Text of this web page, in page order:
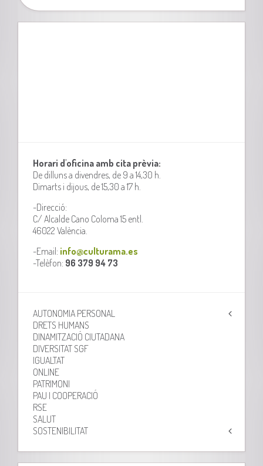
Horari d'oficina amb cita prèvia:
De dilluns a divendres, de 9 a 14,30 h.
Dimarts i dijous, de 15,30 a 17 h.
-Direcció:
C/ Alcalde Cano Coloma 15 entl.
46022 València.
-Email: info@culturama.es
-Telèfon: 96 379 94 73
AUTONOMIA PERSONAL
DRETS HUMANS
DINAMITZACIÓ CIUTADANA
DIVERSITAT SGF
IGUALTAT
ONLINE
PATRIMONI
PAU I COOPERACIÓ
RSE
SALUT
SOSTENIBILITAT